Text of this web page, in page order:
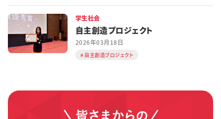
学生社会
自主創造プロジェクト
2026年03月18日
自主創造プロジェクト